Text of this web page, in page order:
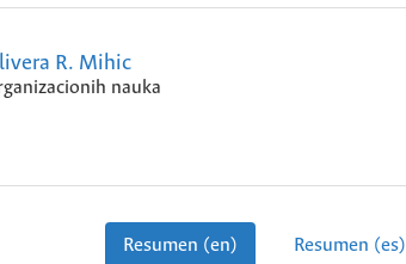
R. Mihic
nauka
Resumen (en) Resumen (es)